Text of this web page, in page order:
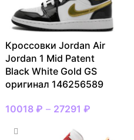
Кроссовки Jordan Air
Jordan 1 Mid Patent
Black White Gold GS
оригинал 146256589
10018 ₽ – 27291 ₽